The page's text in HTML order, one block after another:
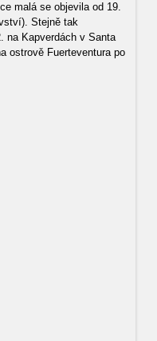
malá se objevila od 19.
Stejně tak
na Kapverdách v Santa
ostrově Fuerteventura po